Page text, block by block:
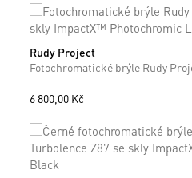
ONE SIZE
Rudy Project
6 800,00 Kč